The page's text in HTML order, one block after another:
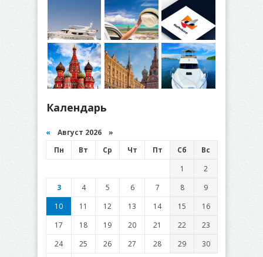
Календарь
« Август 2026 »
Пн
Вт Ср Чт Пт Сб
Вс
1
2
3
4 5 6 7 8
9
10
11 12 13 14 15
16
17
18 19 20 21 22
23
24
25 26 27 28 29
30